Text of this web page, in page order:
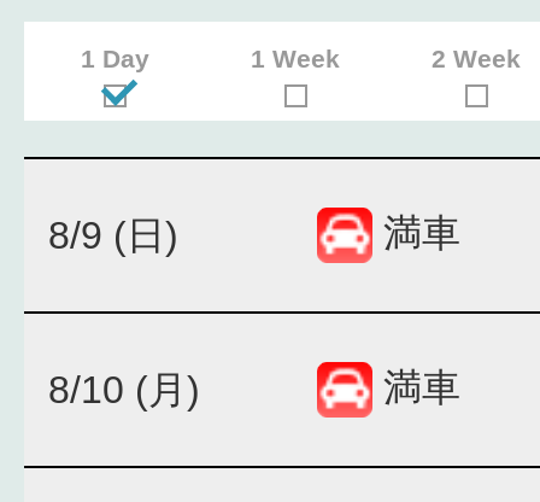
1 Day 1 Week 2 Week
8/9 (日) 満車
8/10 (月) 満車